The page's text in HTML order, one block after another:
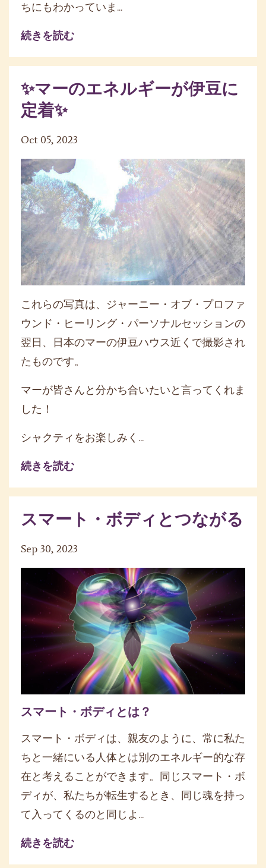
ちにもわかっていま ...
続きを読む
✨マーのエネルギーが伊豆に
定着✨
Oct 05, 2023
これらの写真は、ジャーニー・オブ・プロファ
ウンド・ヒーリング・パーソナルセッションの
翌日、日本のマーの伊豆ハウス近くで撮影され
たものです。
マーが皆さんと分かち合いたいと言ってくれま
した！
シャクティをお楽しみく...
続きを読む
スマート・ボディとつながる
Sep 30, 2023
スマート・ボディとは？
スマート・ボディは、親友のように、常に私た
ちと一緒にいる人体とは別のエネルギー的な存
在と考えることができます。同じスマート・ボ
ディが、私たちが転生するとき、同じ魂を持っ
て入ってくるのと同じよ...
続きを読む